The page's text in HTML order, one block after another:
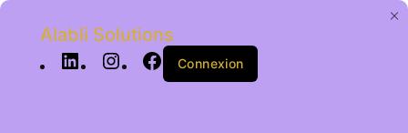
Alabli Solutions
Connexion